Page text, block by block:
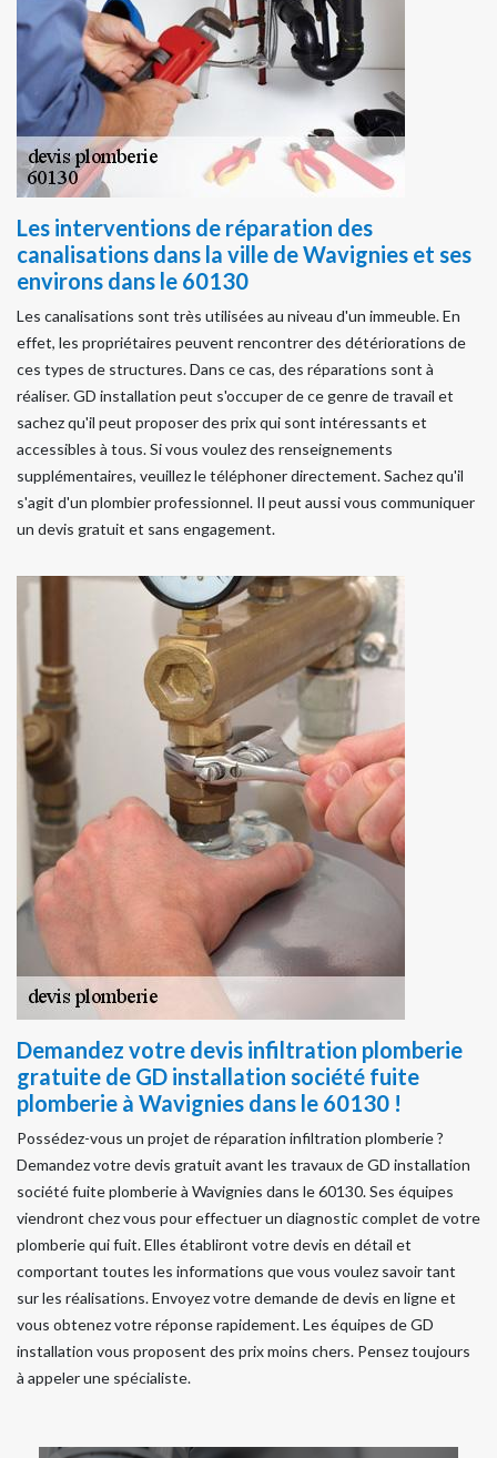
Les interventions de réparation des
canalisations dans la ville de Wavignies et ses
environs dans le 60130
Les canalisations sont très utilisées au niveau d'un immeuble. En
effet, les propriétaires peuvent rencontrer des détériorations de
ces types de structures. Dans ce cas, des réparations sont à
réaliser. GD installation peut s'occuper de ce genre de travail et
sachez qu'il peut proposer des prix qui sont intéressants et
accessibles à tous. Si vous voulez des renseignements
supplémentaires, veuillez le téléphoner directement. Sachez qu'il
s'agit d'un plombier professionnel. Il peut aussi vous communiquer
un devis gratuit et sans engagement.
Demandez votre devis infiltration plomberie
gratuite de GD installation société fuite
plomberie à Wavignies dans le 60130 !
Possédez-vous un projet de réparation infiltration plomberie ?
Demandez votre devis gratuit avant les travaux de GD installation
société fuite plomberie à Wavignies dans le 60130. Ses équipes
viendront chez vous pour effectuer un diagnostic complet de votre
plomberie qui fuit. Elles établiront votre devis en détail et
comportant toutes les informations que vous voulez savoir tant
sur les réalisations. Envoyez votre demande de devis en ligne et
vous obtenez votre réponse rapidement. Les équipes de GD
installation vous proposent des prix moins chers. Pensez toujours
à appeler une spécialiste.